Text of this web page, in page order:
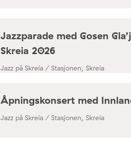
Jazzparade med Gosen
Skreia 2026
Jazz på Skreia / Stasjonen, Skreia
Åpningskonsert med
Jazz på Skreia / Stasjonen, Skreia